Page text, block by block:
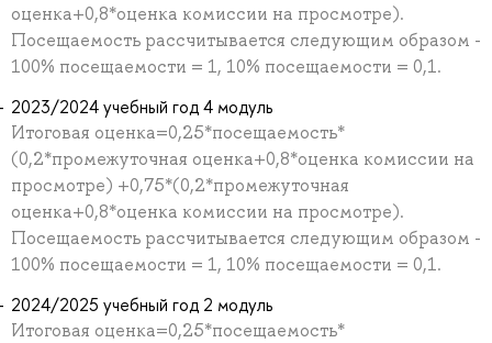
оценка+0,8*оценка комиссии на просмотре).
Посещаемость рассчитывается следующим образом -
100% посещаемости = 1, 10% посещаемости = 0,1.
2023/2024 учебный год 4 модуль
Итоговая оценка=0,25*посещаемость*
(0,2*промежуточная оценка+0,8*оценка комиссии на
просмотре) +0,75*(0,2*промежуточная
оценка+0,8*оценка комиссии на просмотре).
Посещаемость рассчитывается следующим образом -
100% посещаемости = 1, 10% посещаемости = 0,1.
2024/2025 учебный год 2 модуль
Итоговая оценка=0,25*посещаемость*